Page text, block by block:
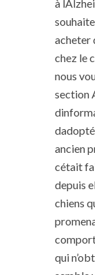
à
acheter
chez le
nous
section
dadopté
ancien
cétait
depuis
chiens
qui